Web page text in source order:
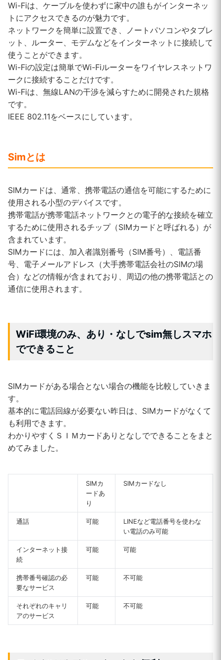
Wi-Fiは、ケーブルを使わずに家中の誰もがインターネッ
トにアクセスできるのが魅力です。
ネットワークを簡単に設置でき、ノートパソコンやタブレ
ット、ルーター、モデムなどをインターネットに接続して
使うことができます。
Wi-Fiの設定は簡単でWi-Fiルーターをワイヤレスネットワ
ークに接続することだけです。
Wi-Fiは、無線LANの干渉を減らすために開発された規格
です。
IEEE 802.11をベースにしています。
Simとは
SIMカードは、通常、携帯電話の通信を可能にするために
使用される小型のデバイスです。
携帯電話が携帯電話ネットワークとの電子的な接続を確立
するために使用されるチップ（SIMカードと呼ばれる）が
含まれています。
SIMカードには、加入者識別番号（SIM番号）、電話番
号、電子メールアドレス（大手携帯電話会社のSIMの場
合）などの情報が含まれており、周辺の他の携帯電話との
通信に使用されます。
WiFi環境のみ、あり・なしでsim無しスマホ
でできること
SIMカードがある場合とない場合の機能を比較していきま
す。
基本的に電話回線が必要ない昨日は、SIMカードがなくて
も利用できます。
わかりやすくＳＩＭカードありとなしでできることをまと
めてみました。
SIMカ
ードあ
り
SIMカードなし
通話 可能
LINEなど電話番号を使わな
い電話のみ可能
インターネット接
続
可能 可能
携帯番号確認の必
要なサービス
可能 不可能
それぞれのキャリ
アのサービス
可能 不可能